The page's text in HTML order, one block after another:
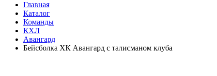
Главная
Каталог
Команды
КХЛ
Авангард
Бейсболка ХК Авангард с талисманом клуба